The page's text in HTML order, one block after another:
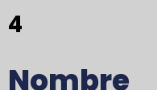
4
Nombre